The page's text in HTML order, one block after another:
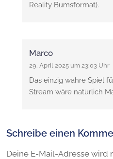
Reality Bumsformat).
Marco
29. April 2025 um 23:03 Uhr
Das einzig wahre Spiel
Stream wäre natürlich
Schreibe einen
Deine E-Mail-Adresse wird